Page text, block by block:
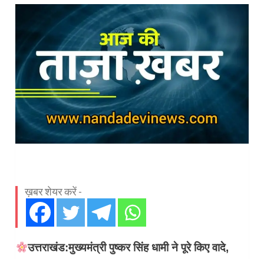
ख़बर शेयर करें -
उत्तराखंड:मुख्यमंत्री पुष्कर सिंह धामी ने पूरे किए वादे,